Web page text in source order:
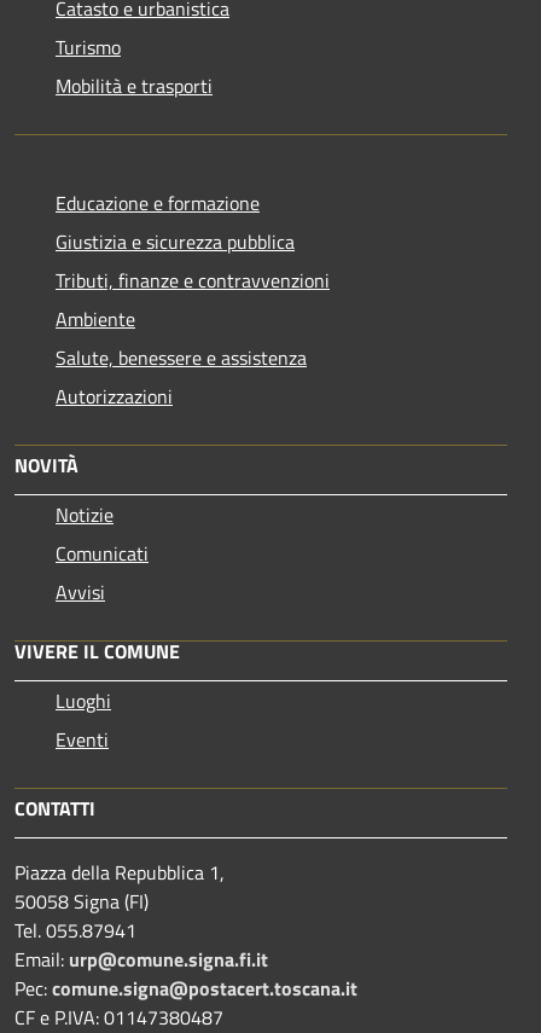
Catasto e urbanistica
Turismo
Mobilità e trasporti
Educazione e formazione
Giustizia e sicurezza pubblica
Tributi, finanze e contravvenzioni
Ambiente
Salute, benessere e assistenza
Autorizzazioni
NOVITÀ
Notizie
Comunicati
Avvisi
VIVERE IL COMUNE
Luoghi
Eventi
CONTATTI
Piazza della Repubblica 1,
50058 Signa (FI)
Tel. 055.87941
Email: urp@comune.signa.fi.it
Pec:comune.signa@postacert.toscana.it
CF e P.IVA: 01147380487